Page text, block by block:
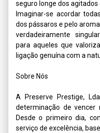
seguro longe dos agitados
Imaginar-se acordar
dos pássaros e pelo
verdadeiramente
para aqueles que
ligação genuína com a
Sobre Nós
A Preserve Prestige,
determinação de vencer
Desde o primeiro dia,
serviço de excelência,